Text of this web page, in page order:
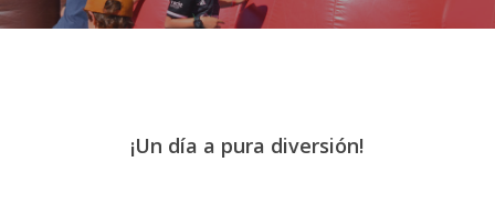
¡Un día a pura diversión!